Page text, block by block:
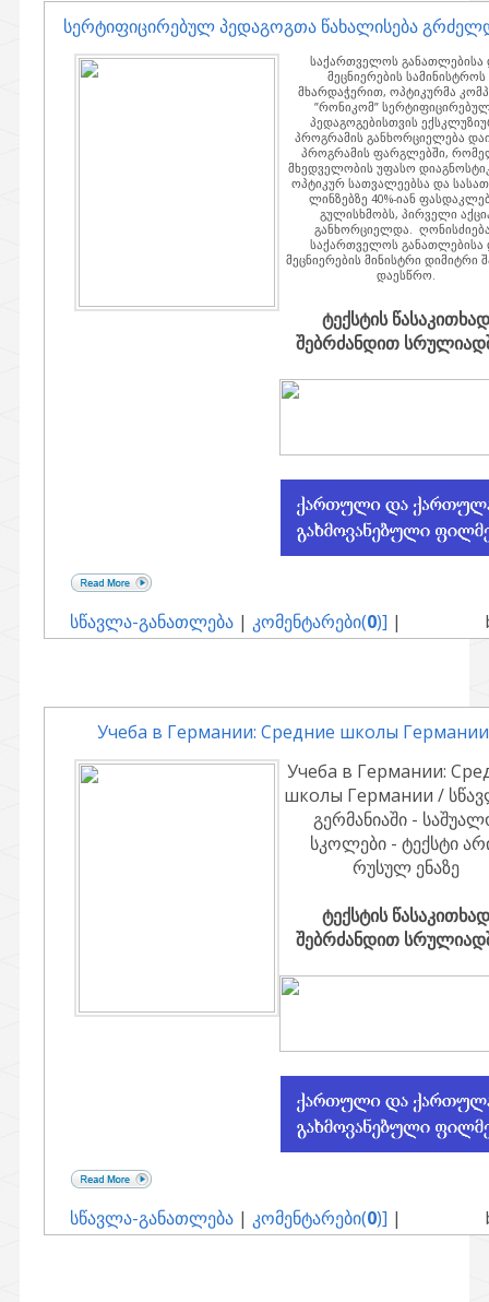
სერტიფიცირებულ პედაგოგთა წახალისება
საქართველოს განათლებისა
მეცნიერების სამინისტროს
მხარდაჭერით, ოპტიკურმა
”რონიკომ”
პედაგოგებისთვის
პროგრამის განხორციელება
პროგრამის ფარგლებში,
მხედველობის უფასო
ოპტიკურ სათვალეებსა და
ლინზებზე 40%-იან
გულისხმობს, პირველი
განხორციელდა.
საქართველოს განათლებისა
მეცნიერების მინისტრი დიმიტრი
დაესწრო.
ტექსტის წასაკითხად
შებრძანდით
სწავლა-განათლება | კომენტარები(0)] |
Учеба в Германии: Средние школы Германии
Учеба в Германии:
школы Германии /
გერმანიაში -
სკოლები - ტექსტი
რუსულ ენაზე
ტექსტის წასაკითხად
შებრძანდით
სწავლა-განათლება | კომენტარები(0)] |